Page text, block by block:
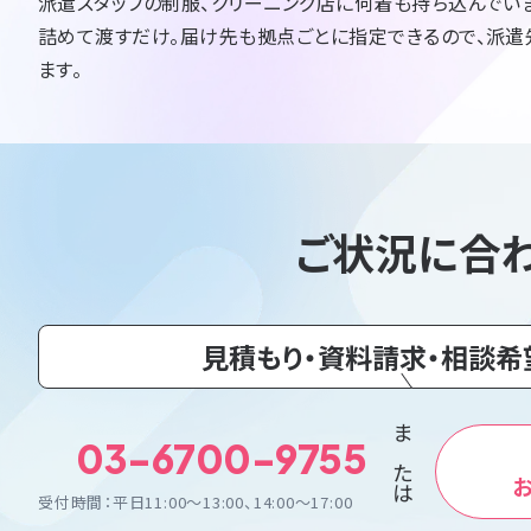
詰めて渡すだけ。届け先も拠点ごとに指定できるので、派
ます。
ご状況に合
見積もり・資料請求・相談
03-6700-9755
受付時間：平日11:00〜13:00、14:00〜17:00 または